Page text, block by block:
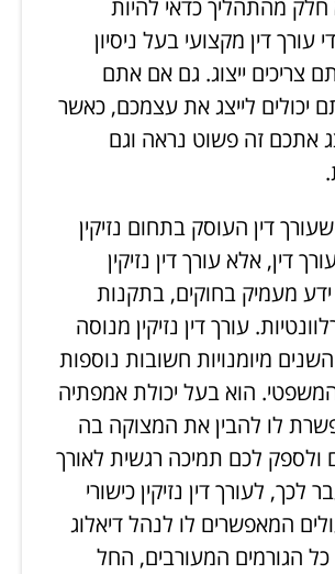
מהתהליך כדאי להיות
עורך דין מקצועי בעל ניסיון
צריכים ייצוג. גם אם אתם
יכולים לייצג את עצמכם, כאשר
אתכם זה פשוט נראה וגם
דין העוסק בתחום נזיקין
דין, אלא עורך דין נזיקין
מעמיק בחוקים, בתקנות
עורך דין נזיקין מנוסה
מיומנויות חשובות נוספות
הוא בעל יכולת אמפתיה
לו להבין את המצוקה בה
לכם תמיכה רגשית לאורך
לעורך דין נזיקין כישורי
המאפשרים לו לנהל דיאלוג
הגורמים המעורבים, החל